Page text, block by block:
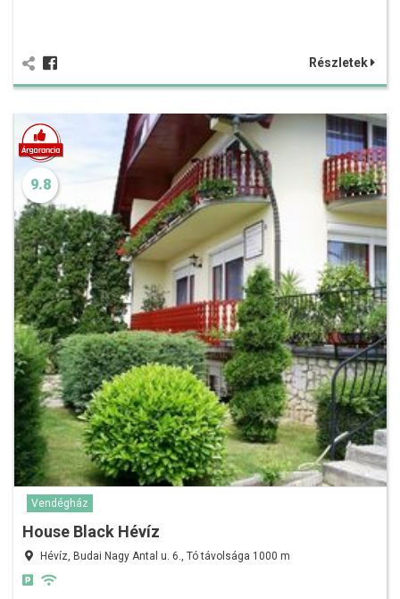
Részletek
9.8
Vendégház
House Black Hévíz
Hévíz, Budai Nagy Antal u. 6., Tó távolsága 1000 m